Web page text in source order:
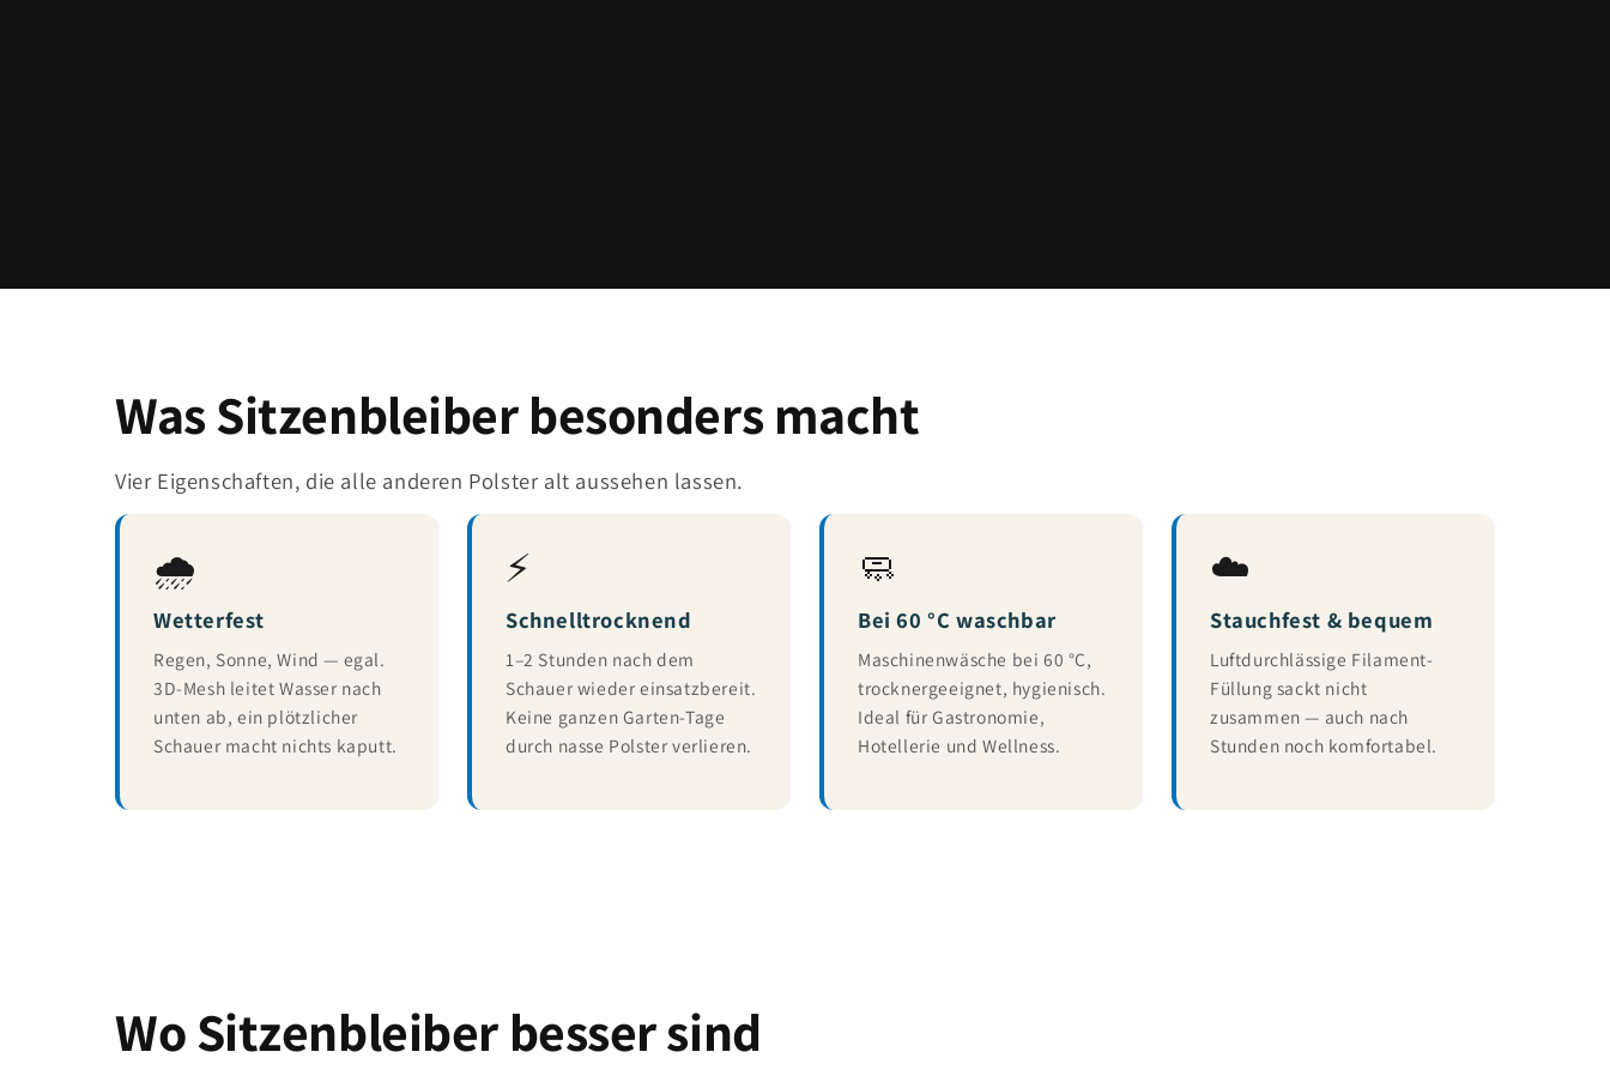
Was Sitzenbleiber besonders macht
Vier Eigenschaften, die alle anderen Polster alt aussehen lassen.
🌧️
Wetterfest
Regen, Sonne, Wind — egal.
3D-Mesh leitet Wasser nach
unten ab, ein plötzlicher
Schauer macht nichts kaputt.
⚡
Schnelltrocknend
1–2 Stunden nach dem
Schauer wieder einsatzbereit.
Keine ganzen Garten-Tage
durch nasse Polster verlieren.
🧼
Bei 60 °C waschbar
Maschinenwäsche bei 60 °C,
trocknergeeignet, hygienisch.
Ideal für Gastronomie,
Hotellerie und Wellness.
☁️
Stauchfest & bequem
Luftdurchlässige Filament-
Füllung sackt nicht
zusammen — auch nach
Stunden noch komfortabel.
Wo Sitzenbleiber besser sind